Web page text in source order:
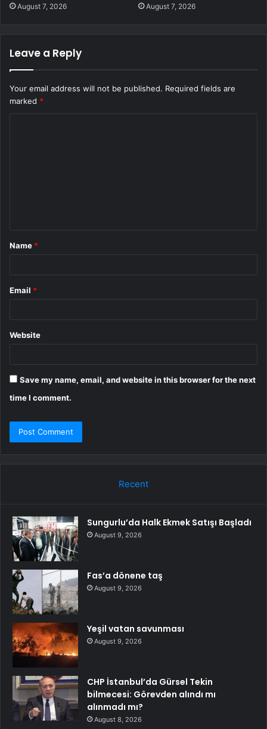
August 7, 2026 August 7, 2026
Leave a Reply
Your email address will not be published. Required fields are
marked *
*
Name *
Email *
Website
Save my name, email, and website in this browser for the next
time I comment.
Recent
Sungurlu’da Halk Ekmek Satışı Başladı
August 9, 2026
Fas’a dönene taş
August 9, 2026
Yeşil vatan savunması
August 9, 2026
CHP İstanbul’da Gürsel Tekin
bilmecesi: Görevden alındı mı
alınmadı mı?
August 8, 2026